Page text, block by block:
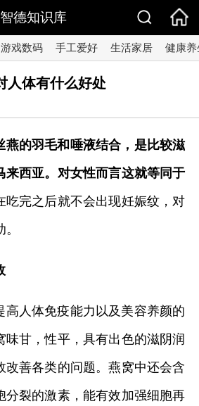
智德知识库
游戏数码 手工爱好 生活家居 健康养
人体有什么好处
燕的羽毛和唾液结合，是比较滋
来西亚。对女性而言这就等同于
吃完之后就不会出现妊娠纹，对
高人体免疫能力以及美容养颜的
味甘，性平，具有出色的滋阴润
改善各类的问题。燕窝中还会含
分裂的激素，能有效加强细胞再